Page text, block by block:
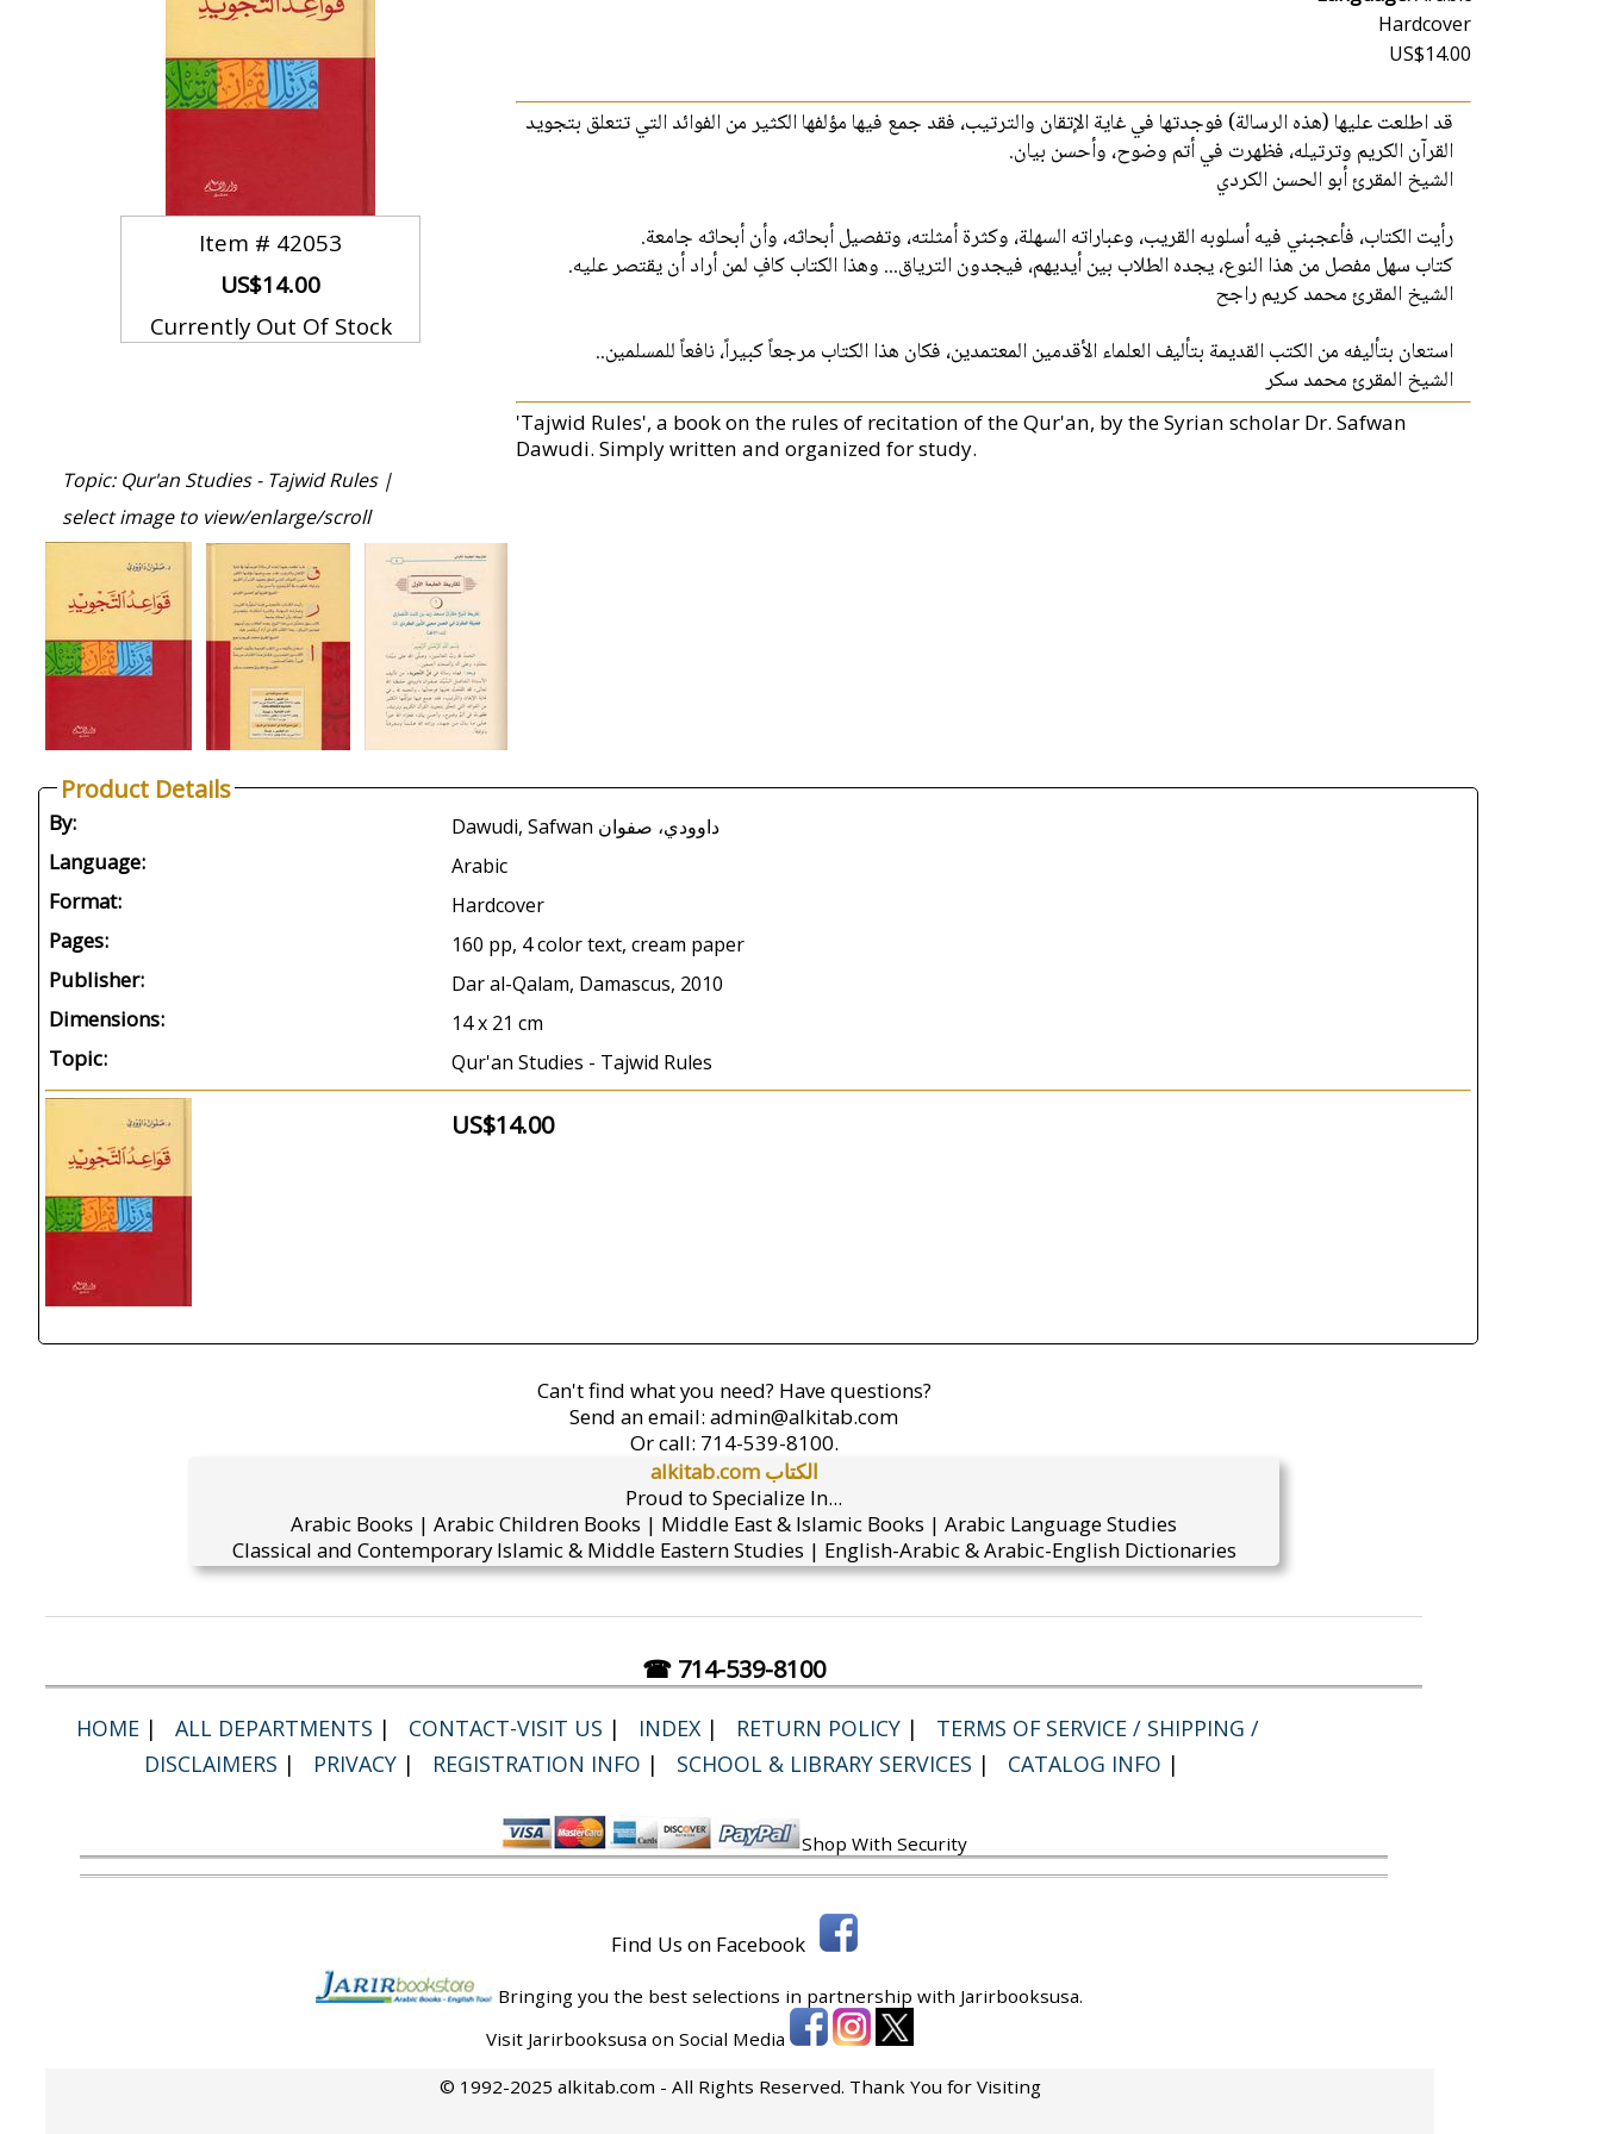
Item # 42053
US$14.00
Currently Out Of Stock
Hardcover
US$14.00
قد اطلعت عليها (هذه الرسالة) فوجدتها في غاية الإتقان والترتيب، فقد جمع فيها مؤلفها الكثير من الفوائد التي تتعلق بتجويد
القرآن الكريم وترتيله، فظهرت في أتم وضوح، وأحسن بيان.
الشيخ المقرئ أبو الحسن الكردي
رأيت الكتاب، فأعجبني فيه أسلوبه القريب، وعباراته السهلة، وكثرة أمثلته، وتفصيل أبحاثه، وأن أبحاثه جامعة.
كتاب سهل مفصل من هذا النوع، يجده الطلاب بين أيديهم، فيجدون الترياق... وهذا الكتاب كافٍ لمن أراد أن يقتصر عليه.
الشيخ المقرئ محمد كريم راجح
استعان بتأليفه من الكتب القديمة بتأليف العلماء الأقدمين المعتمدين، فكان هذا الكتاب مرجعاً كبيراً، نافعاً للمسلمين..
الشيخ المقرئ محمد سكر
'Tajwid Rules', a book on the rules of recitation of the Qur'an, by the Syrian scholar Dr. Safwan
Dawudi. Simply written and organized for study.
Topic: Qur'an Studies - Tajwid Rules |
select image to view/enlarge/scroll
Product Details
By: Dawudi, Safwan داوودي، صفوان
Language: Arabic
Format: Hardcover
Pages: 160 pp, 4 color text, cream paper
Publisher: Dar al-Qalam, Damascus, 2010
Dimensions: 14 x 21 cm
Topic: Qur'an Studies - Tajwid Rules
US$14.00
Can't find what you need? Have questions?
Send an email: admin@alkitab.com
Or call: 714-539-8100.
alkitab.com الكتاب
Proud to Specialize In...
Arabic Books | Arabic Children Books | Middle East & Islamic Books | Arabic Language Studies
Classical and Contemporary Islamic & Middle Eastern Studies | English-Arabic & Arabic-English Dictionaries
☎ 714-539-8100
HOME | ALL DEPARTMENTS | CONTACT-VISIT US | INDEX | RETURN POLICY |
TERMS OF SERVICE / SHIPPING /
DISCLAIMERS | PRIVACY | REGISTRATION INFO | SCHOOL & LIBRARY SERVICES | CATALOG INFO |
Shop With Security
Find Us on Facebook
Bringing you the best selections in partnership with Jarirbooksusa.
Visit Jarirbooksusa on Social Media
© 1992-2025 alkitab.com - All Rights Reserved. Thank You for Visiting